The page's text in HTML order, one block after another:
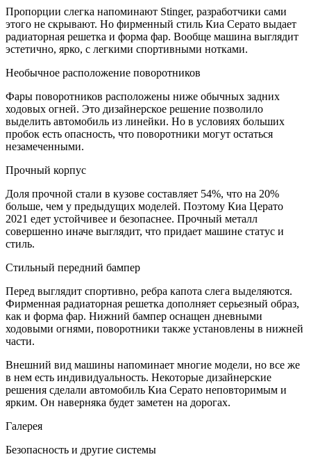
Пропорции слегка напоминают Stinger, разработчики сами
этого не скрывают. Но фирменный стиль Киа Серато выдает
радиаторная решетка и форма фар. Вообще машина выглядит
эстетично, ярко, с легкими спортивными нотками.
Необычное расположение поворотников
Фары поворотников расположены ниже обычных задних
ходовых огней. Это дизайнерское решение позволило
выделить автомобиль из линейки. Но в условиях больших
пробок есть опасность, что поворотники могут остаться
незамеченными.
Прочный корпус
Доля прочной стали в кузове составляет 54%, что на 20%
больше, чем у предыдущих моделей. Поэтому Киа Церато
2021 едет устойчивее и безопаснее. Прочный металл
совершенно иначе выглядит, что придает машине статус и
стиль.
Стильный передний бампер
Перед выглядит спортивно, ребра капота слега выделяются.
Фирменная радиаторная решетка дополняет серьезный образ,
как и форма фар. Нижний бампер оснащен дневными
ходовыми огнями, поворотники также установлены в нижней
части.
Внешний вид машины напоминает многие модели, но все же
в нем есть индивидуальность. Некоторые дизайнерские
решения сделали автомобиль Киа Серато неповторимым и
ярким. Он наверняка будет заметен на дорогах.
Галерея
Безопасность и другие системы